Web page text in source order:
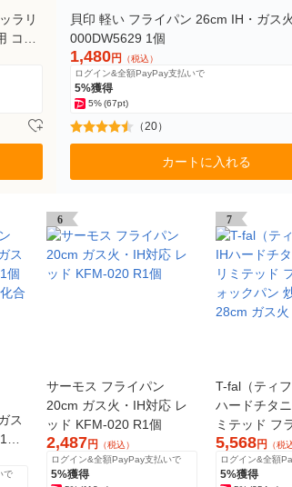
ラリ
コー
貝印 軽い フライパン 26cm IH・ガス
000DW5629 1個
1,480円
（税込）
ログイン&全額PayPay支払いで
5%獲得
5%(67pt)
（20）
カートに入れる
ス
合
で
6
サーモス フライパン
20cm ガス火・IH対応 レ
ッド KFM-020 R1個
2,487円
（税込）
ログイン&全額PayPay支払いで
5%獲得
7
T-fal（ティ
ハードチタ
ミテッド フ
ックパン 炒
28cm ガス
5,568円 （税
ログイン&全額
5%獲得